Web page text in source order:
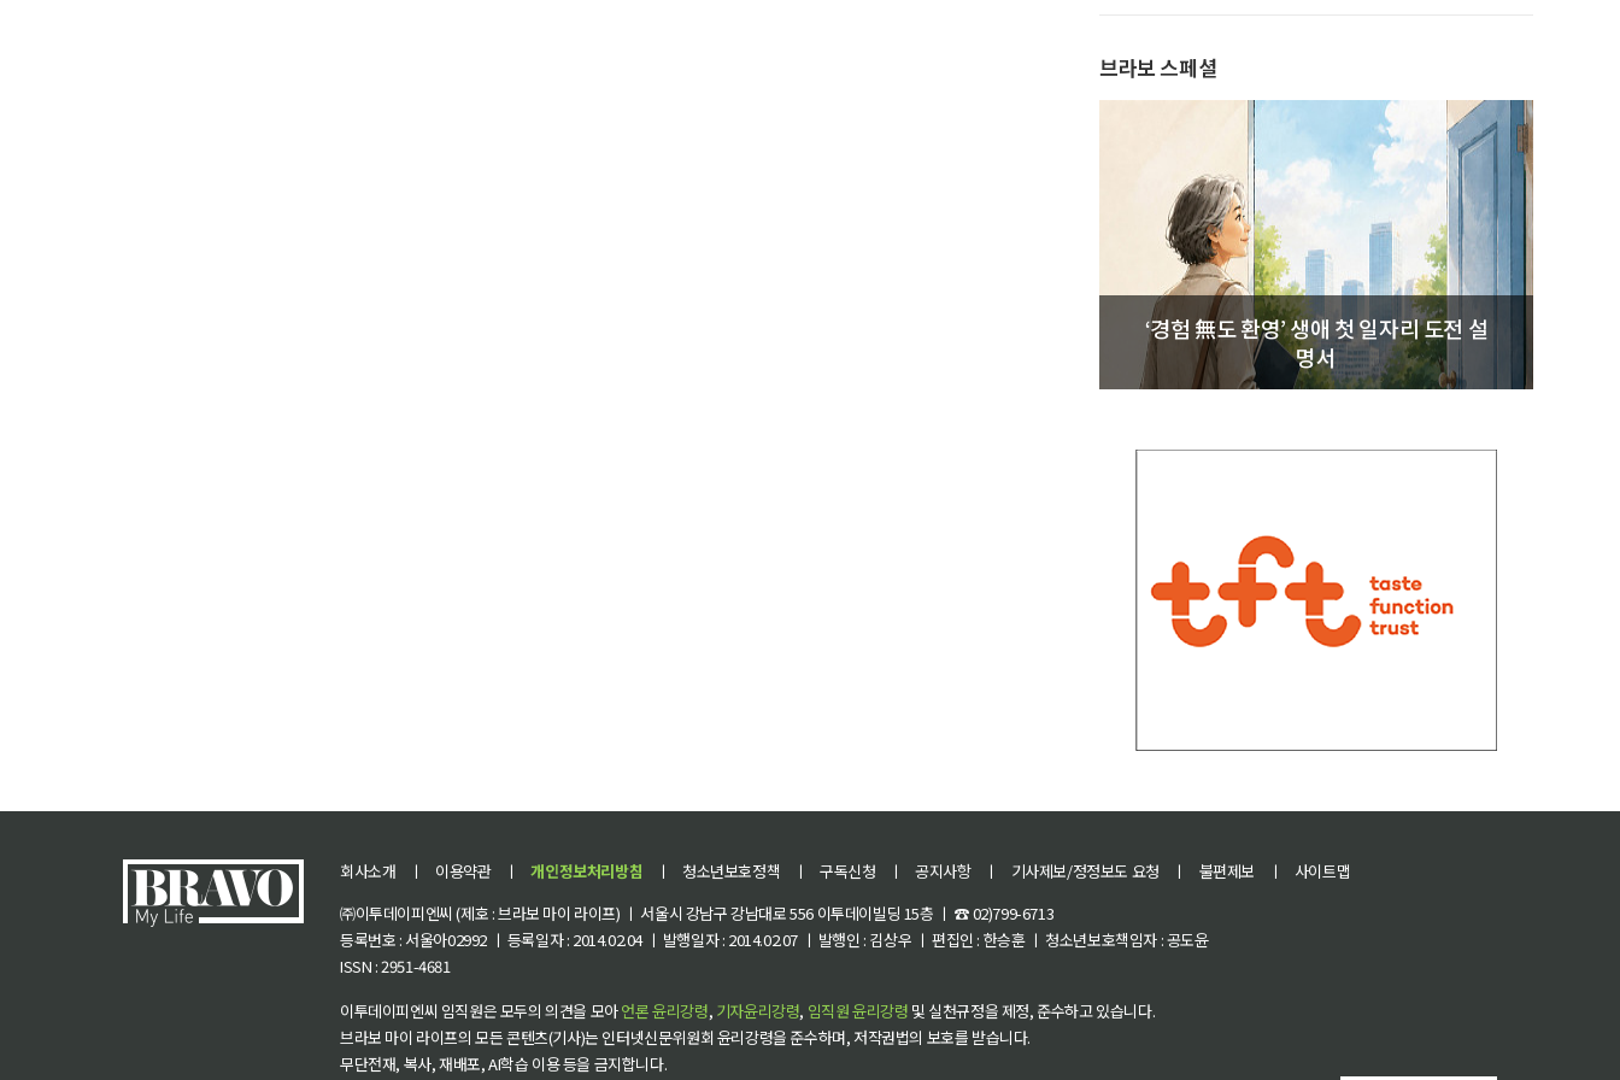
브라보 스페셜
‘경험 無도 환영’ 생애 첫 일자리 도전 설
명서
회사소개 ㅣ 이용약관 ㅣ 개인정보처리방침 ㅣ 청소년보호정책 ㅣ 구독신청 ㅣ 공지사항 ㅣ 기사제보/정정보도 요청 ㅣ 불편제보 ㅣ
사이트맵
㈜이투데이피엔씨 (제호 : 브라보 마이 라이프) ㅣ 서울시 강남구 강남대로 556 이투데이빌딩 15층 ㅣ ☎ 02)799-6713
등록번호 : 서울아02992 ㅣ 등록일자 : 2014.02.04 ㅣ 발행일자 : 2014.02.07 ㅣ 발행인 : 김상우 ㅣ 편집인 : 한승훈 ㅣ 청소년보호책임자 : 공도윤
ISSN : 2951-4681
이투데이피엔씨 임직원은 모두의 의견을 모아언론 윤리강령, 기자윤리강령, 임직원 윤리강령 및 실천규정을 제정, 준수하고 있습니다.
브라보 마이 라이프의 모든 콘텐츠(기사)는 인터넷신문위원회 윤리강령을 준수하며, 저작권법의 보호를 받습니다.
무단전재, 복사, 재배포, AI학습 이용 등을 금지합니다.